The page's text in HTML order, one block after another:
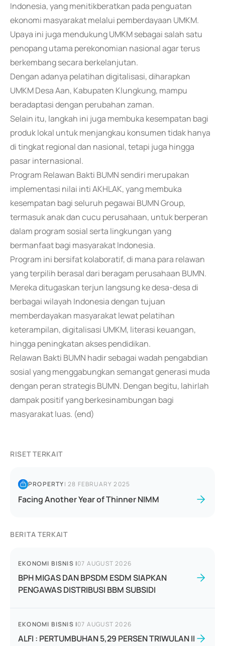
Indonesia, yang menitikberatkan pada penguatan
ekonomi masyarakat melalui pemberdayaan UMKM.
Upaya ini juga mendukung UMKM sebagai salah satu
penopang utama perekonomian nasional agar terus
berkembang secara berkelanjutan.
Dengan adanya pelatihan digitalisasi, diharapkan
UMKM Desa Aan, Kabupaten Klungkung, mampu
beradaptasi dengan perubahan zaman.
Selain itu, langkah ini juga membuka kesempatan bagi
produk lokal untuk menjangkau konsumen tidak hanya
di tingkat regional dan nasional, tetapi juga hingga
pasar internasional.
Program Relawan Bakti BUMN sendiri merupakan
implementasi nilai inti AKHLAK, yang membuka
kesempatan bagi seluruh pegawai BUMN Group,
termasuk anak dan cucu perusahaan, untuk berperan
dalam program sosial serta lingkungan yang
bermanfaat bagi masyarakat Indonesia.
Program ini bersifat kolaboratif, di mana para relawan
yang terpilih berasal dari beragam perusahaan BUMN.
Mereka ditugaskan terjun langsung ke desa-desa di
berbagai wilayah Indonesia dengan tujuan
memberdayakan masyarakat lewat pelatihan
keterampilan, digitalisasi UMKM, literasi keuangan,
hingga peningkatan akses pendidikan.
Relawan Bakti BUMN hadir sebagai wadah pengabdian
sosial yang menggabungkan semangat generasi muda
dengan peran strategis BUMN. Dengan begitu, lahirlah
dampak positif yang berkesinambungan bagi
masyarakat luas. (end)
RISET TERKAIT
PROPERTY|28 FEBRUARY 2025
Facing Another Year of Thinner NIMM
BERITA TERKAIT
EKONOMI BISNIS |07 AUGUST 2026
BPH MIGAS DAN BPSDM ESDM SIAPKAN
PENGAWAS DISTRIBUSI BBM SUBSIDI
EKONOMI BISNIS |07 AUGUST 2026
ALFI : PERTUMBUHAN 5,29 PERSEN TRIWULAN II